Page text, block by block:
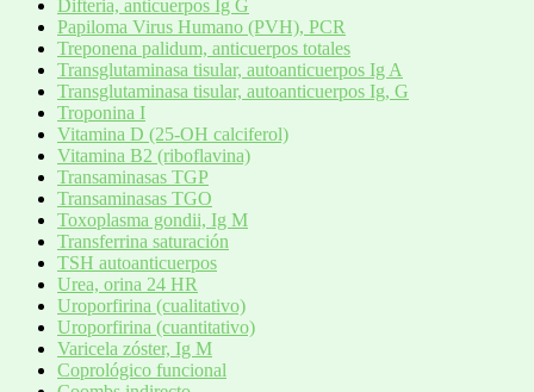
Difteria, anticuerpos Ig G
Papiloma Virus Humano (PVH), PCR
Treponena palidum, anticuerpos totales
Transglutaminasa tisular, autoanticuerpos Ig A
Transglutaminasa tisular, autoanticuerpos Ig, G
Troponina I
Vitamina D (25-OH calciferol)
Vitamina B2 (riboflavina)
Transaminasas TGP
Transaminasas TGO
Toxoplasma gondii, Ig M
Transferrina saturación
TSH autoanticuerpos
Urea, orina 24 HR
Uroporfirina (cualitativo)
Uroporfirina (cuantitativo)
Varicela zóster, Ig M
Coprológico funcional